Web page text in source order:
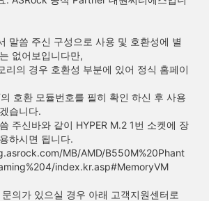
말씀 주신 구성으로 사용 및 호환성에 별
없어보입니다만,
리의 경우 호환성 부분에 있어 정식 홈페이
호환 모듈번호를 필히 확인 하신 후 사용
습니다.
주신바와 같이 HYPER M.2 1번 소켓에 장
하시면 됩니다.
MB/AMD/B550M%20Phant
index.kr.asp#MemoryVM
의가 있으실 경우 아래 고객지원센터로